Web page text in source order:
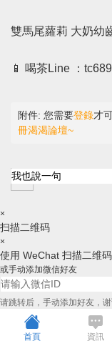
雙馬尾蘿莉 大奶幼
📱 喝茶Line ：
附件: 您需要登錄才
冊渴渴論壇~
×
扫描二维码
×
使用 WeChat 扫描二维码
或手动添加微信好友
请跳转后，手动添加好友，
首頁 資訊